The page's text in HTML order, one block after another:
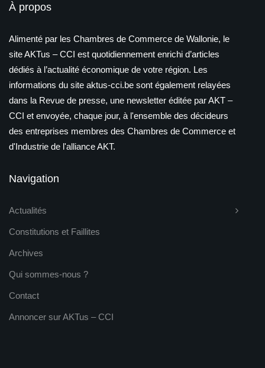
À propos
Alimenté par les Chambres de Commerce de Wallonie, le
site AKTus – CCI est quotidiennement enrichi d’articles
dédiés à l’actualité économique de votre région. Les
informations du site aktus-cci.be sont également relayées
dans la Revue de presse, une newsletter éditée par AKT –
CCI et envoyée, chaque jour, à l'ensemble des décideurs
des entreprises membres des Chambres de Commerce et
d'Industrie de l'alliance AKT.
Navigation
Actualités
Constitutions et Faillites
Archives
Qui sommes-nous ?
Contact
Annoncer sur AKTus – CCI